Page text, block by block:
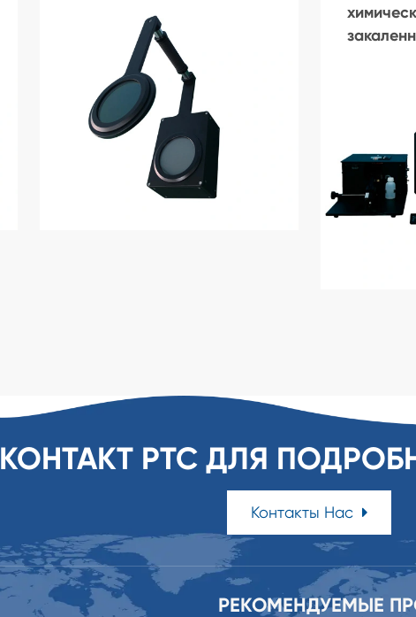
КОНТАКТ PTC ДЛЯ
Контакты Нас
РЕКОМЕНДУЕМЫЕ